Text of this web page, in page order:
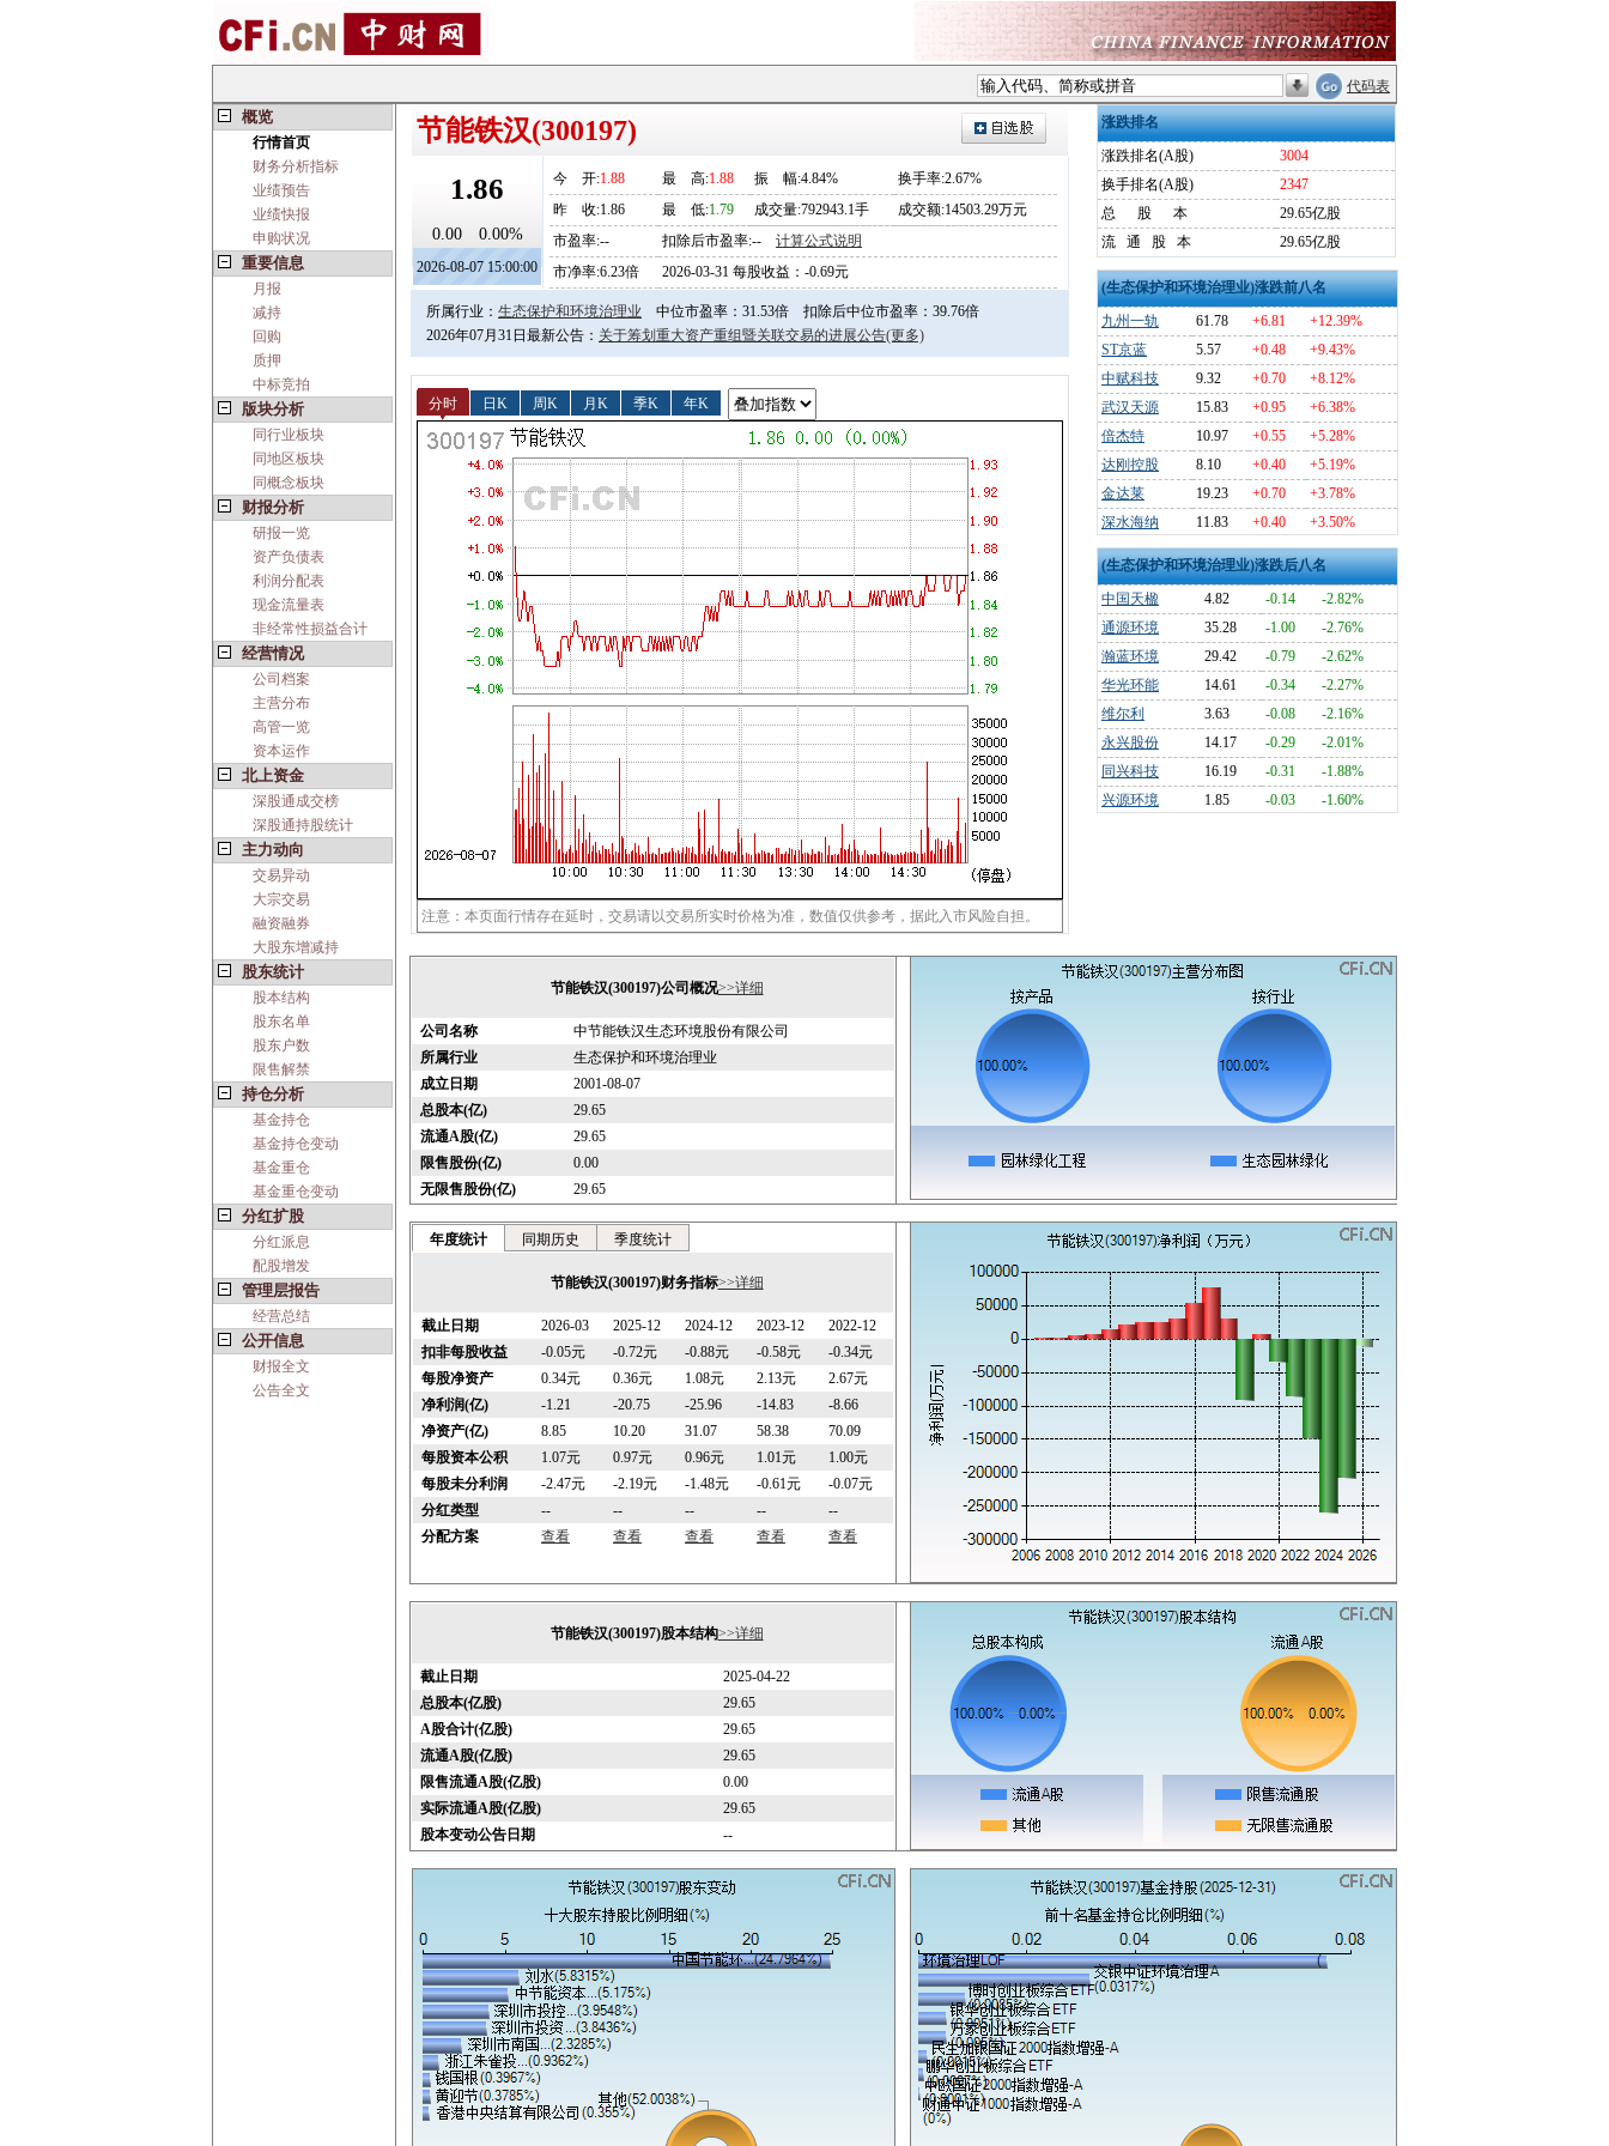
代码表
概览
行情首页
财务分析指标
业绩预告
业绩快报
申购状况
重要信息
月报
减持
回购
质押
中标竞拍
版块分析
同行业板块
同地区板块
同概念板块
财报分析
研报一览
资产负债表
利润分配表
现金流量表
非经常性损益合计
经营情况
公司档案
主营分布
高管一览
资本运作
北上资金
深股通成交榜
深股通持股统计
主力动向
交易异动
大宗交易
融资融券
大股东增减持
股东统计
股本结构
股东名单
股东户数
限售解禁
持仓分析
基金持仓
基金持仓变动
基金重仓
基金重仓变动
分红扩股
分红派息
配股增发
管理层报告
经营总结
公开信息
财报全文
公告全文
节能铁汉(300197)
1.86
0.00 0.00%
2026-08-07 15:00:00
今 开:1.88 最 高:1.88 振 幅:4.84%
换手率:2.67%
昨
收:1.86 最 低:1.79 成交量:792943.1手
成交额:14503.29万元
市盈率:--
扣除后市盈率:--
计算公式说明
市净率:6.23倍
2026-03-31 每股收益：-0.69元
所属行业： 生态保护和环境治理业 中位市盈率：31.53倍
扣除后中位市盈率：39.76倍
2026年07月31日最新公告： 关于筹划重大资产重组暨关联交易的进展公告(更多)
分时 日K 周K 月K 季K 年K
注意：本页面行情存在延时，交易请以交易所实时价格为准，数值仅供参考，据此入市风险自担。
涨跌排名
涨跌排名(A股)
3004
换手排名(A股)
2347
总
股 本
29.65亿股
流
通 股 本 29.65亿股
(生态保护和环境治理业)涨跌前八名
九州一轨
61.78 +6.81
+12.39%
ST京蓝
5.57 +0.48
+9.43%
中赋科技
9.32 +0.70
+8.12%
武汉天源
15.83 +0.95
+6.38%
倍杰特
10.97 +0.55
+5.28%
达刚控股
8.10 +0.40
+5.19%
金达莱
19.23 +0.70
+3.78%
深水海纳
11.83 +0.40 +3.50%
(生态保护和环境治理业)涨跌后八名
中国天楹
4.82 -0.14
-2.82%
通源环境
35.28 -1.00
-2.76%
瀚蓝环境
29.42 -0.79
-2.62%
华光环能
14.61 -0.34
-2.27%
维尔利
3.63 -0.08
-2.16%
永兴股份
14.17 -0.29
-2.01%
同兴科技
16.19 -0.31
-1.88%
兴源环境
1.85 -0.03 -1.60%
节能铁汉(300197)公司概况>>详细
公司名称
中节能铁汉生态环境股份有限公司
所属行业
生态保护和环境治理业
成立日期
2001-08-07
总股本(亿)
29.65
流通A股(亿)
29.65
限售股份(亿)
0.00
无限售股份(亿)
29.65
年度统计 同期历史 季度统计
节能铁汉(300197)财务指标>>详细
截止日期 2026-03 2025-12 2024-12 2023-12
2022-12
扣非每股收益
-0.05元 -0.72元 -0.88元 -0.58元
-0.34元
每股净资产
0.34元 0.36元 1.08元 2.13元
2.67元
净利润(亿)
-1.21 -20.75 -25.96 -14.83
-8.66
净资产(亿)
8.85 10.20 31.07 58.38
70.09
每股资本公积
1.07元 0.97元 0.96元 1.01元
1.00元
每股未分利润
-2.47元 -2.19元 -1.48元 -0.61元
-0.07元
分红类型
-- -- -- --
--
分配方案
查看 查看 查看 查看 查看
节能铁汉(300197)股本结构>>详细
截止日期
2025-04-22
总股本(亿股)
29.65
A股合计(亿股)
29.65
流通A股(亿股)
29.65
限售流通A股(亿股)
0.00
实际流通A股(亿股)
29.65
股本变动公告日期
--